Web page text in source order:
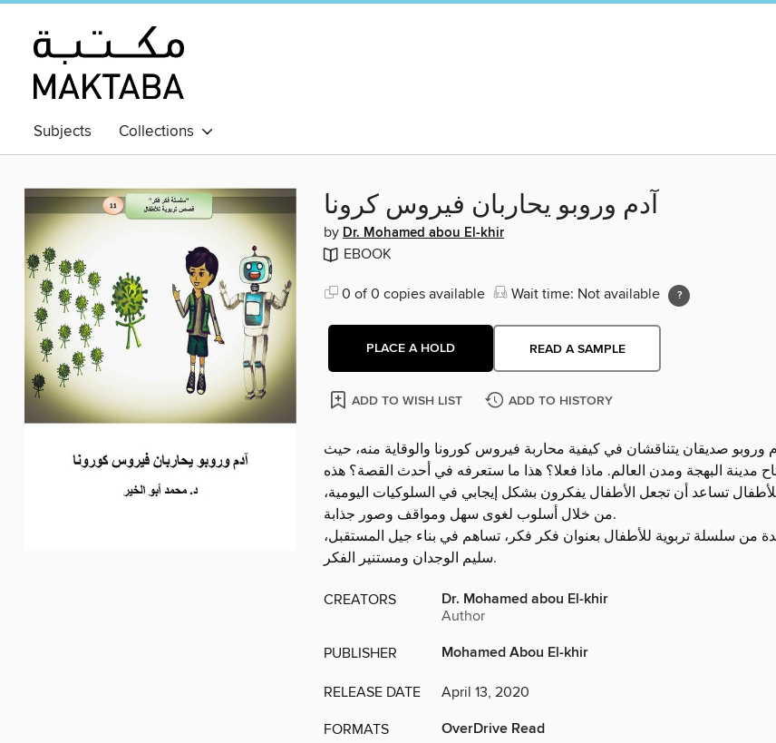
Subjects Collections
آدم وروبو يحاربان فيروس كرونا
by Dr. Mohamed abou El-khir
EBOOK
0 of 0 copies available Wait time: Not available
PLACE A HOLD READ A SAMPLE
ADD TO WISH LIST ADD TO HISTORY
وروبو صديقان يتناقشان في كيفية محاربة فيروس كورونا والوقاية منه، حيث
مدينة البهجة ومدن العالم. ماذا فعلا؟ هذا ما ستعرفه في أحدث القصة؟ هذه
تساعد أن تجعل الأطفال يفكرون بشكل إيجابي في السلوكيات اليومية،
من خلال أسلوب لغوى سهل ومواقف وصور جذابة.
من سلسلة تربوية للأطفال بعنوان فكر فكر، تساهم في بناء جيل المستقبل،
سليم الوجدان ومستنير الفكر.
CREATORS Dr. Mohamed abou El-khir
Author
PUBLISHER Mohamed Abou El-khir
RELEASE DATE April 13, 2020
FORMATS
OverDrive Read